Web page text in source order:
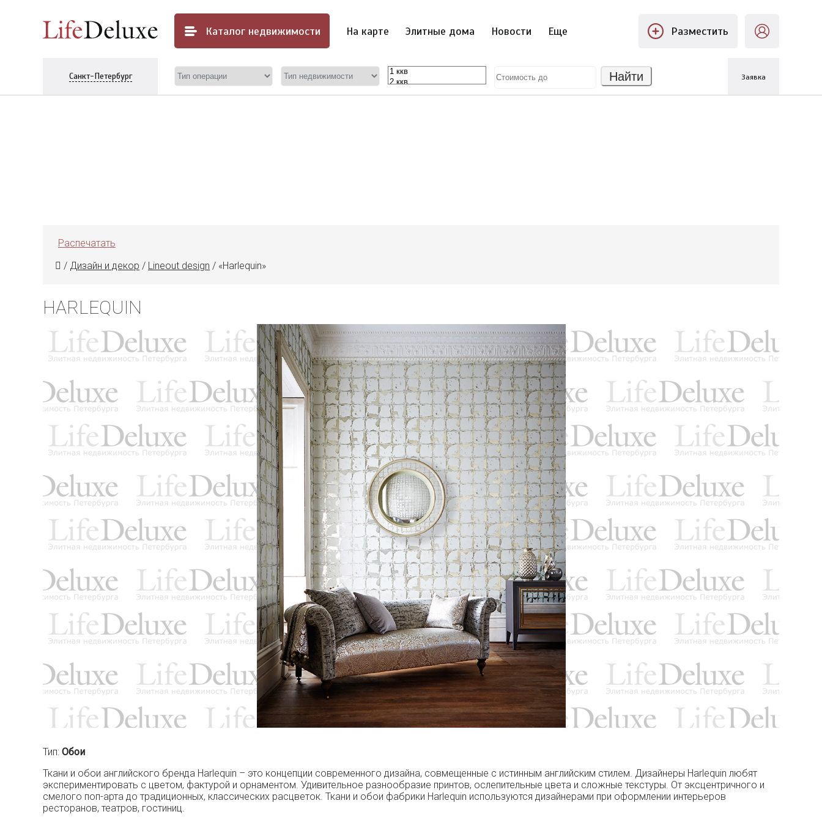
Каталог недвижимости На карте Элитные дома Новости Еще Разместить
Санкт-Петербург Найти Заявка
Распечатать
/ Дизайн и декор / Lineout design / «Harlequin»
HARLEQUIN
Тип: Обои
Ткани и обои английского бренда Harlequin – это концепции современного дизайна, совмещенные с истинным английским стилем. Дизайнеры Harlequin любят
экспериментировать с цветом, фактурой и орнаментом. Удивительное разнообразие принтов, ослепительные цвета и сложные текстуры. От эксцентричного и
смелого поп-арта до традиционных, классических расцветок. Ткани и обои фабрики Harlequin используются дизайнерами при оформлении интерьеров
ресторанов, театров, гостиниц.